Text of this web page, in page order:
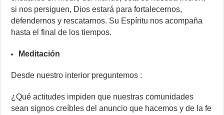
si nos persiguen, Dios estará para fortalecernos,
defendernos y rescatarnos. Su Espíritu nos acompaña
hasta el final de los tiempos.
Meditación
Desde nuestro interior preguntemos :
¿Qué actitudes impiden que nuestras comunidades
sean signos creíbles del anuncio que hacemos y de la fe